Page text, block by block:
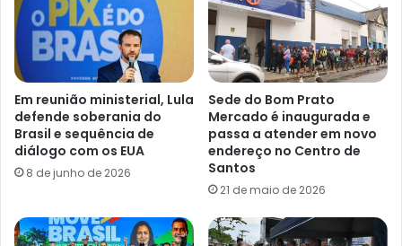
Em reunião ministerial, Lula
defende soberania do
Brasil e sequência de
diálogo com os EUA
8 de junho de 2026
Sede do Bom Prato
Mercado é inaugurada e
passa a atender em novo
endereço no Centro de
Santos
21 de maio de 2026